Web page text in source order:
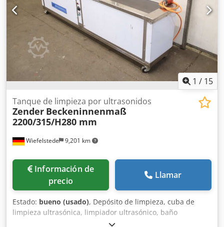
1 / 15
Wiefelstede 9,201 km
Tanque de limpieza por ultrasonidos
Zender Beckeninnenmaß
2200/315/H280 mm
Información de
precio
Llamar
Estado: bueno (usado), Depósito de limpieza, cuba de
limpieza ultrasónica, limpiador ultrasónico, baño
ultrasónico -Fabricante: Zender, cuba de limpieza